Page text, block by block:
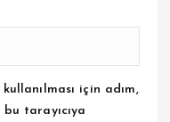
için adım,
tarayıcıya